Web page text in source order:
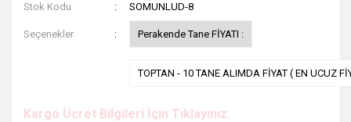
Stok Kodu
SOMUNLUD-8
Seçenekler Perakende Tane FİYATI :
TOPTAN - 10 TANE ALIMDA FİYAT ( EN UCUZ
Kargo Ücret Bilgileri İçin Tıklayınız.